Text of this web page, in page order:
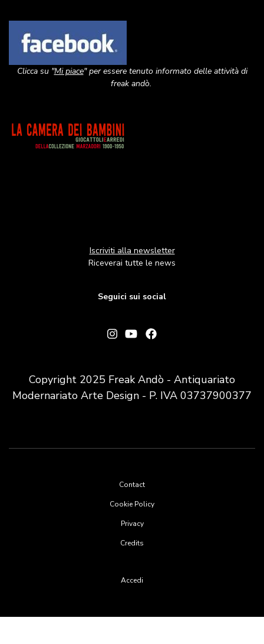
Clicca su "Mi piace" per essere tenuto informato delle attività di
freak andò.
Image
Iscriviti alla newsletter
Riceverai tutte le news
Seguici sui social
Copyright 2025 Freak Andò - Antiquariato
Modernariato Arte Design - P. IVA 03737900377
Contact
Cookie Policy
Privacy
Credits
Accedi